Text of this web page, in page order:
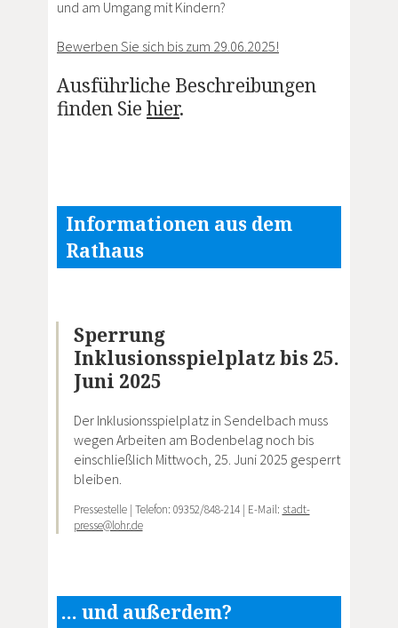
und am Umgang mit Kindern?
Bewerben Sie sich bis zum 29.06.2025!
Ausführliche Beschreibungen
finden Sie hier.
Informationen aus dem
Rathaus
Sperrung
Inklusionsspielplatz bis 25.
Juni 2025
Der Inklusionsspielplatz in Sendelbach muss
wegen Arbeiten am Bodenbelag noch bis
einschließlich Mittwoch, 25. Juni 2025 gesperrt
bleiben.
Pressestelle | Telefon: 09352/848-214 | E-Mail: stadt-
presse@lohr.de
... und außerdem?